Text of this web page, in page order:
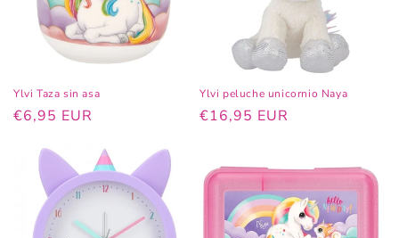
Ylvi Taza sin asa
Precio
€6,95 EUR
Ylvi peluche unicornio Naya
Precio
€16,95 EUR